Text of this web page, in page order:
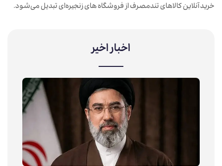
اخبار اخیر
خرید آنلاین کالاهای تندمصرف از فروشگاه های زنجیره‌ای تبدیل می‌شود.